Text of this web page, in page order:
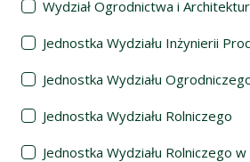
Wydział Ogrodnictwa i
Jednostka Wydziału Inżynierii
Jednostka Wydziału
Jednostka Wydziału Rolniczego
Jednostka Wydziału Rolniczego w